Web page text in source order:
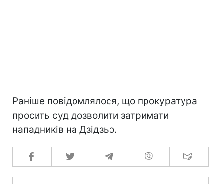
Раніше повідомлялося, що прокуратура
просить суд дозволити затримати
нападників на Дзідзьо.